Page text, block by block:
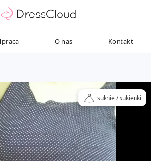
O nas Kontakt
suknie / sukienki